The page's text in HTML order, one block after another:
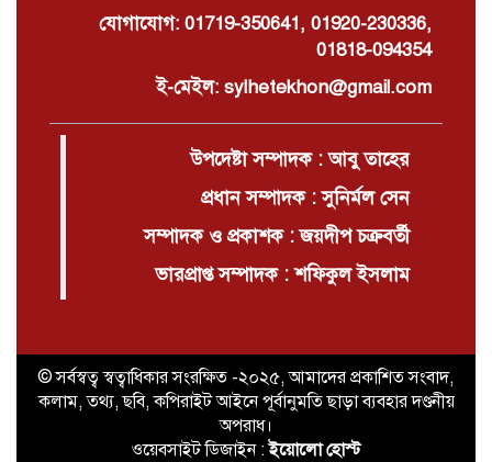
যোগাযোগ: 01719-350641, 01920-230336,
01818-094354
ই-মেইল: sylhetekhon@gmail.com
উপদেষ্টা সম্পাদক : আবু তাহের
প্রধান সম্পাদক : সুনির্মল সেন
সম্পাদক ও প্রকাশক : জয়দীপ চক্রবর্তী
ভারপ্রাপ্ত সম্পাদক : শফিকুল ইসলাম
© সর্বস্বত্ব স্বত্বাধিকার সংরক্ষিত -২০২৫, আমাদের প্রকাশিত সংবাদ,
কলাম, তথ্য, ছবি, কপিরাইট আইনে পূর্বানুমতি ছাড়া ব্যবহার দণ্ডনীয়
অপরাধ।
ওয়েবসাইট ডিজাইন :ইয়োলো হোস্ট